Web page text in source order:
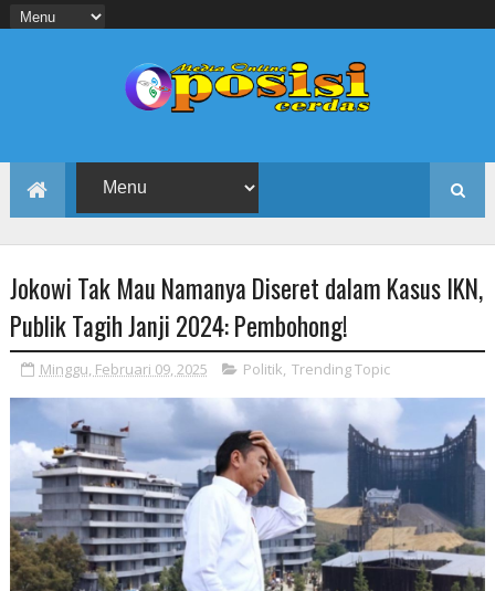
Jokowi Tak Mau Namanya Diseret dalam Kasus IKN,
Publik Tagih Janji 2024: Pembohong!
Minggu, Februari 09, 2025 Politik, Trending Topic